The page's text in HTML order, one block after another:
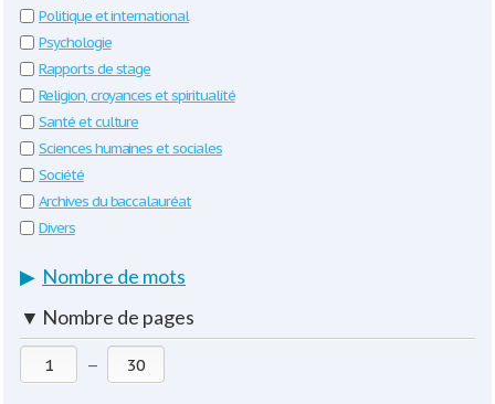
Politique et international
Psychologie
Rapports de stage
Religion, croyances et spiritualité
Santé et culture
Sciences humaines et sociales
Société
Archives du baccalauréat
Divers
▶ Nombre de mots
▼ Nombre de pages
—